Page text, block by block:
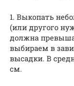
1. Выкопать
(или другого
должна
выбираем в
высадки. В
см.